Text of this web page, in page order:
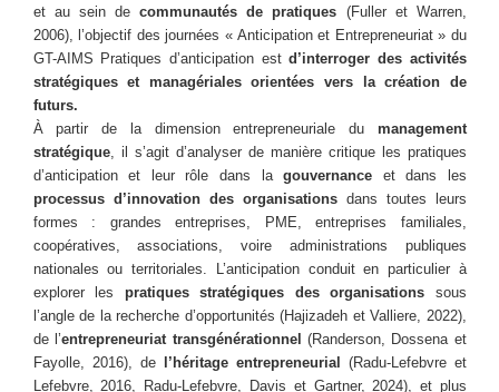
et au sein decommunautés de pratiques (Fuller et Warren,
2006), l’objectif des journées « Anticipation et Entrepreneuriat » du
GT-AIMS Pratiques d’anticipation estd’interroger des activités
stratégiques et managériales orientées vers la création de
futurs.
À partir de la dimension entrepreneuriale du management
stratégique, il s’agit d’analyser de manière critique les pratiques
d’anticipation et leur rôle dans lagouvernance et dans les
processus d’innovation des organisationsdans toutes leurs
formes : grandes entreprises, PME, entreprises familiales,
coopératives, associations, voire administrations publiques
nationales ou territoriales. L’anticipation conduit en particulier à
explorer les pratiques stratégiques des organisations sous
l’angle de la recherche d’opportunités (Hajizadeh et Valliere, 2022),
de l’entrepreneuriat transgénérationnel (Randerson, Dossena et
Fayolle, 2016), de l’héritage entrepreneurial (Radu-Lefebvre et
Lefebvre, 2016, Radu-Lefebvre, Davis et Gartner, 2024), et plus